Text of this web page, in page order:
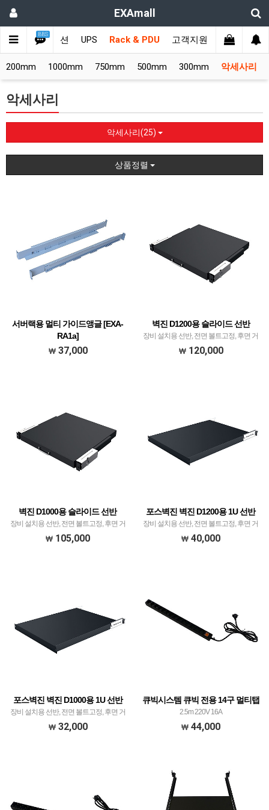
EXAmall
BBS
비디오솔루션 UPS Rack & PDU 고객지원
1200mm 1000mm 750mm 500mm 300mm 악세사리
악세사리
악세사리(25)
상품정렬
서버랙용 멀티 가이드앵글 [EXA-
RA1a]
서버랙용 멀티 가이드앵글 [EXA-RA1a]
37,000
벽진 D1200용 슬라이드 선반
장비 설치용 선반, 전면 볼트고정, 후면 거
치식
120,000
벽진 D1000용 슬라이드 선반
장비 설치용 선반, 전면 볼트고정, 후면 거
치식
105,000
포스벽진 벽진 D1200용 1U 선반
장비 설치용 선반, 전면 볼트고정, 후면 거
치식
40,000
포스벽진 벽진 D1000용 1U 선반
장비 설치용 선반, 전면 볼트고정, 후면 거
치식
32,000
큐빅시스템 큐빅 전용 14구 멀티탭
2.5m 220V 16A
44,000